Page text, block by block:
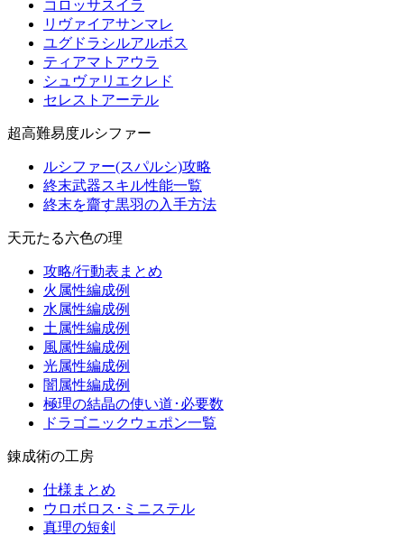
コロッサスイラ
リヴァイアサンマレ
ユグドラシルアルボス
ティアマトアウラ
シュヴァリエクレド
セレストアーテル
超高難易度ルシファー
ルシファー(スパルシ)攻略
終末武器スキル性能一覧
終末を齎す黒羽の入手方法
天元たる六色の理
攻略/行動表まとめ
火属性編成例
水属性編成例
土属性編成例
風属性編成例
光属性編成例
闇属性編成例
極理の結晶の使い道･必要数
ドラゴニックウェポン一覧
錬成術の工房
仕様まとめ
ウロボロス･ミニステル
真理の短剣